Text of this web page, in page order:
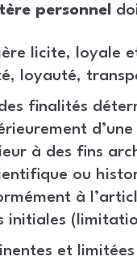
personnel
licite, loyale
loyauté,
finalités
à des fins
ou
à
initiales
et